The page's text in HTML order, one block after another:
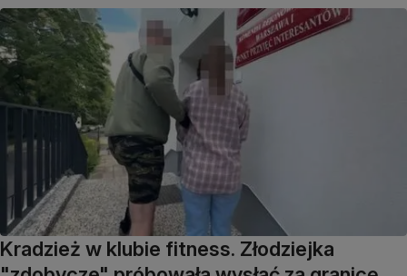
Kradzież w klubie fitness. Złodziejka